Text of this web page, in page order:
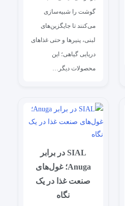
گوشت را شبیه‌سازی
می‌کنند تا جایگزین‌های
لبنی، پنیرها و حتی غذاهای
دریایی گیاهی؛ این
محصولات دیگر…
SIAL در برابر
Anuga؛ غول‌های
صنعت غذا در یک
نگاه